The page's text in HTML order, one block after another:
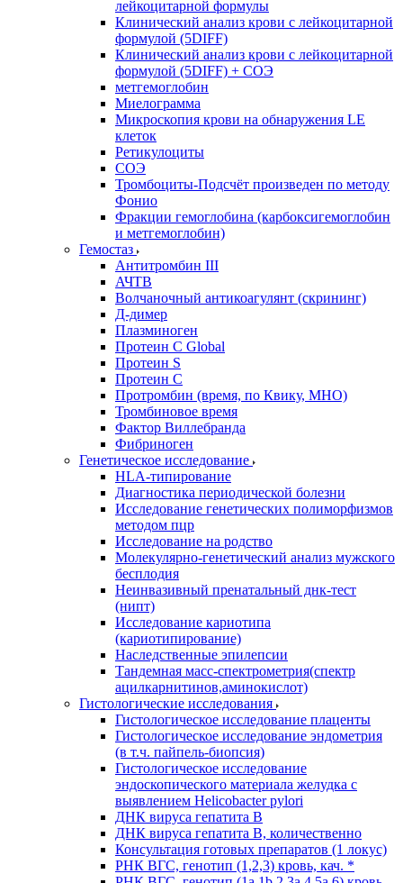
лейкоцитарной формулы
Клинический анализ крови с лейкоцитарной
формулой (5DIFF)
Клинический анализ крови с лейкоцитарной
формулой (5DIFF) + СОЭ
метгемоглобин
Миелограмма
Микроскопия крови на обнаружения LE
клеток
Ретикулоциты
СОЭ
Тромбоциты-Подсчёт произведен по методу
Фонио
Фракции гемоглобина (карбоксигемоглобин
и метгемоглобин)
Гемостаз
Антитромбин III
АЧТВ
Волчаночный антикоагулянт (скрининг)
Д-димер
Плазминоген
Протеин C Global
Протеин S
Протеин С
Протромбин (время, по Квику, МНО)
Тромбиновое время
Фактор Виллебранда
Фибриноген
Генетическое исследование
HLA-типирование
Диагностика периодической болезни
Исследование генетических полиморфизмов
методом пцр
Исследование на родство
Молекулярно-генетический анализ мужского
бесплодия
Неинвазивный пренатальный днк-тест
(нипт)
Исследование кариотипа
(кариотипирование)
Наследственные эпилепсии
Тандемная масс-спектрометрия(спектр
ацилкарнитинов,аминокислот)
Гистологические исследования
Гистологическое исследование плаценты
Гистологическое исследование эндометрия
(в т.ч. пайпель-биопсия)
Гистологическое исследование
эндоскопического материала желудка с
выявлением Helicobacter pylori
ДНК вируса гепатита B
ДНК вируса гепатита B, количественно
Консультация готовых препаратов (1 локус)
РНК ВГC, генотип (1,2,3) кровь, кач. *